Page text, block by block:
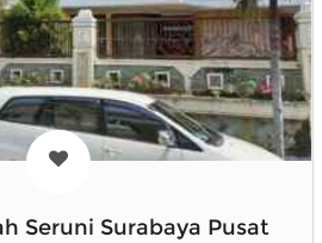
Seruni Surabaya Pusat